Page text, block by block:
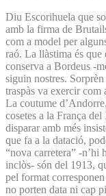
Diu Escorihuela que
amb la firma de
com a model per
raó. La llàstima és que
conserva a Bordeus -
siguin nostres.
traspàs va exercir
La coutume
cosetes a la França
disparar amb més
que fa a la datació,
“nova carretera” -n’hi
inclòs- són del 1913,
pel format
no porten data ni cap